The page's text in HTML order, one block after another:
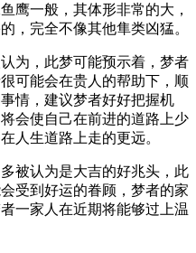
鹰一般，其体形非常的大，
，完全不像其他隼类凶猛。
，此梦可能预示着，梦者
可能会在贵人的帮助下，顺
情，建议梦者好好把握机
会使自己在前进的道路上少
人生道路上走的更远。
认为是大吉的好兆头，此
受到好运的眷顾，梦者的家
一家人在近期将能够过上温